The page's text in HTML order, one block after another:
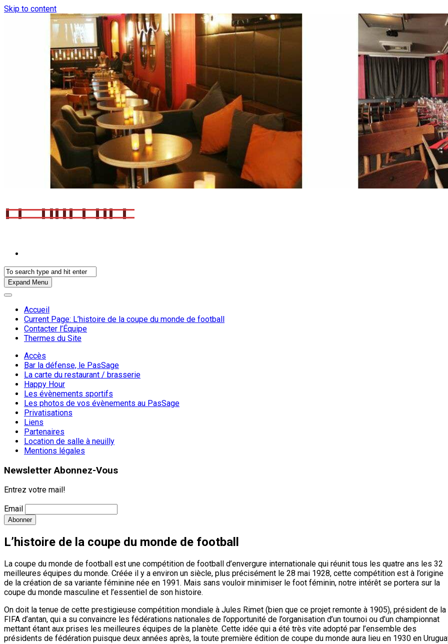
Skip to content
Expand Menu
Accueil
Current Page: L’histoire de la coupe du monde de football
Contacter l’Équipe
Thermes du Site
Accès
Bar la défense, le PasSage
La carte du restaurant / brasserie
Happy Hour
Les évènements sportifs
Les photos de vos évènements au PasSage
Privatisations
Liens
Partenaires
Location de salle à neuilly
Mentions légales
Newsletter Abonnez-Vous
Entrez votre mail!
Email
L’histoire de la coupe du monde de football
La coupe du monde de football est une compétition de football d’envergure internationale qui réunit tous les quatre ans les 32
meilleures équipes du monde. Créée il y a environ un siècle, plus précisément le 28 mai 1928, cette compétition est à l’origine
de la création de sa variante féminine née en 1991. Mais sans vouloir minimiser le foot féminin, notre intérêt se portera sur la
coupe du monde masculine et l’essentiel de son histoire.
On doit la tenue de cette prestigieuse compétition mondiale à Jules Rimet (bien que ce projet remonte à 1905), président de la
FIFA d’antan, qui a su convaincre les fédérations nationales de l’opportunité de l’organisation d’un tournoi ou d’un championnat
mettant étant aux prises les meilleures équipes de la planète. Cette idée qui a été très vite adopté par l’ensemble des
présidents de fédération puisque deux années après, la toute première édition de coupe du monde aura lieu en 1930 en